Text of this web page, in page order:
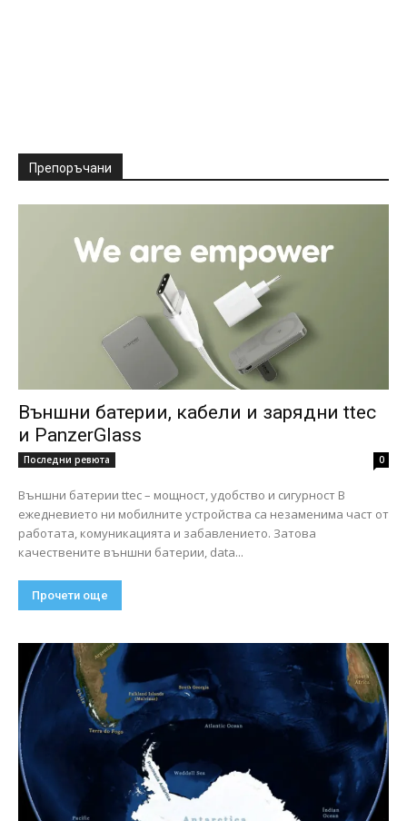
Препоръчани
Външни батерии, кабели и зарядни ttec
и PanzerGlass
Последни ревюта 0
Външни батерии ttec – мощност, удобство и сигурност В
ежедневието ни мобилните устройства са незаменима част от
работата, комуникацията и забавлението. Затова
качествените външни батерии, data...
Прочети още